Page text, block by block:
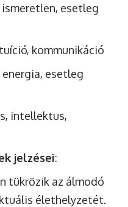
ismeretlen, esetleg
kommunikáció
energia, esetleg
intellektus,
jelzései:
tükrözik az álmodó
élethelyzetét.